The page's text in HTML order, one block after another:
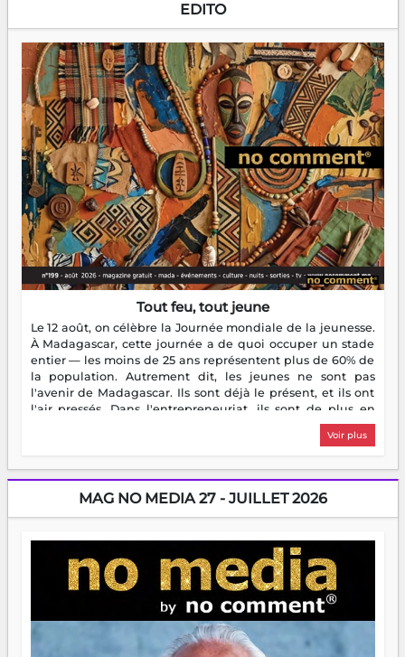
EDITO
Tout feu, tout jeune
Le 12 août, on célèbre la Journée mondiale de la jeunesse.
À Madagascar, cette journée a de quoi occuper un stade
entier — les moins de 25 ans représentent plus de 60% de
la population. Autrement dit, les jeunes ne sont pas
l'avenir de Madagascar. Ils sont déjà le présent, et ils ont
l'air pressés. Dans l'entrepreneuriat, ils sont de plus en
plus nombreux à se lancer, à créer, à risquer — souvent
sans filet, souvent sans aide, mais toujours avec cette
dorment vraiment la nuit. En culture, les nouvelles sont
encore meilleures. Aina Rasamoelina vient de décrocher le
Prix RFI Instrumental Afrique. Miangaly Elia rafle le Prix
jeunes qui tiennent la torche. Alors oui, on pourrait
s'arrêter là, applaudir et rentrer chez soi satisfait. Mais ce
serait passer à côté d'une chose essentielle. La fougue, ça
brûle fort — et parfois, ça brûle vite. Une flamme sans
direction peut éclairer autant qu'elle peut consumer. C'est
là que les aînés entrent en scène — pas pour reprendre le
gouvernail, mais pour montrer où sont les récifs. Les jeunes
ont la force, les vieux ont l'expérience, comme on dit. Ce
Voir plus
MAG NO MEDIA 27 - JUILLET 2026